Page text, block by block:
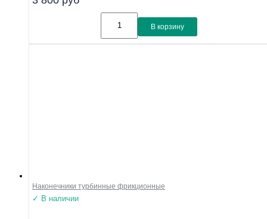
В корзину
Наконечники турбинные фрикционные
✓ В наличии